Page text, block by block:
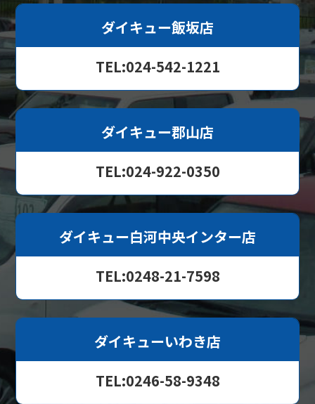
ダイキュー飯坂店
TEL:024-542-1221
ダイキュー郡山店
TEL:024-922-0350
ダイキュー白河中央インター店
TEL:0248-21-7598
ダイキューいわき店
TEL:0246-58-9348